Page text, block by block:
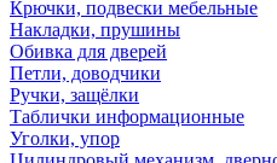
Крючки, подвески мебельные
Накладки, прушины
Обивка для дверей
Петли, доводчики
Ручки, защёлки
Таблички информационные
Уголки, упор